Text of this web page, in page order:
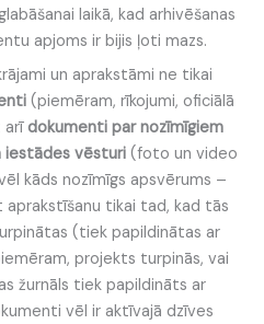
laikā, kad arhivēšanas
apjoms ir bijis ļoti mazs.
un aprakstāmi ne tikai
(piemēram, rīkojumi, oficiālā
arīdokumenti par nozīmīgiem
iestādes vēsturi (foto un video
kāds nozīmīgs apsvērums –
tikai tad, kad tās
(tiek papildinātas ar
projekts turpinās, vai
žurnāls tiek papildināts ar
vēl ir aktīvajā dzīves